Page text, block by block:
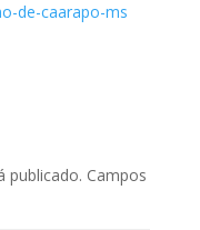
de-caarapo-ms
publicado. Campos